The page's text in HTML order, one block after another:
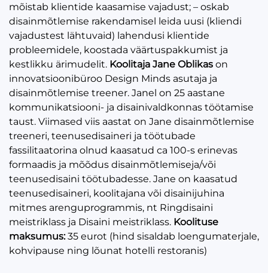
mõistab klientide kaasamise vajadust; – oskab
disainmõtlemise rakendamisel leida uusi (kliendi
vajadustest lähtuvaid) lahendusi klientide
probleemidele, koostada väärtuspakkumist ja
kestlikku ärimudelit. Koolitaja Jane Oblikas on
innovatsioonibüroo Design Minds asutaja ja
disainmõtlemise treener. Janel on 25 aastane
kommunikatsiooni- ja disainivaldkonnas töötamise
taust. Viimased viis aastat on Jane disainmõtlemise
treeneri, teenusedisaineri ja töötubade
fassilitaatorina olnud kaasatud ca 100-s erinevas
formaadis ja mõõdus disainmõtlemiseja/või
teenusedisaini töötubadesse. Jane on kaasatud
teenusedisaineri, koolitajana või disainijuhina
mitmes arenguprogrammis, nt Ringdisaini
meistriklass ja Disaini meistriklass. Koolituse
maksumus:35 eurot (hind sisaldab loengumaterjale,
kohvipause ning lõunat hotelli restoranis)